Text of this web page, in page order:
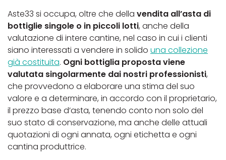
Aste33 si occupa, oltre che della vendita all’asta di
bottiglie singole o in piccoli lotti, anche della
valutazione di intere cantine, nel caso in cui i clienti
siano interessati a vendere in solido una collezione
già costituita. Ogni bottiglia proposta viene
valutata singolarmente dai nostri professionisti,
che provvedono a elaborare una stima del suo
valore e a determinare, in accordo con il proprietario,
il prezzo base d’asta, tenendo conto non solo del
suo stato di conservazione, ma anche delle attuali
quotazioni di ogni annata, ogni etichetta e ogni
cantina produttrice.